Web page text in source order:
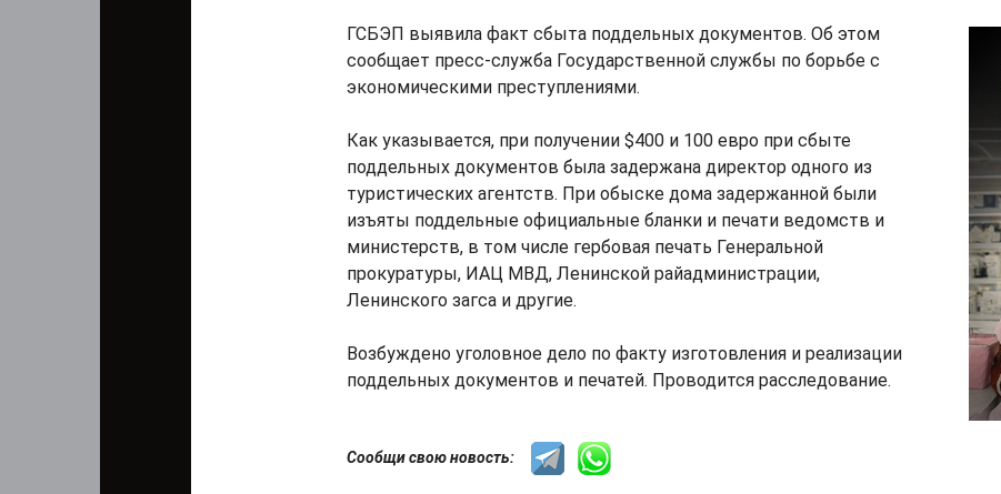
ГСБЭП выявила факт сбыта поддельных документов. Об этом
сообщает пресс-служба Государственной службы по борьбе с
экономическими преступлениями.
Как указывается, при получении $400 и 100 евро при сбыте
поддельных документов была задержана директор одного из
туристических агентств. При обыске дома задержанной были
изъяты поддельные официальные бланки и печати ведомств и
министерств, в том числе гербовая печать Генеральной
прокуратуры, ИАЦ МВД, Ленинской райадминистрации,
Ленинского загса и другие.
Возбуждено уголовное дело по факту изготовления и реализации
поддельных документов и печатей. Проводится расследование.
Сообщи свою новость: